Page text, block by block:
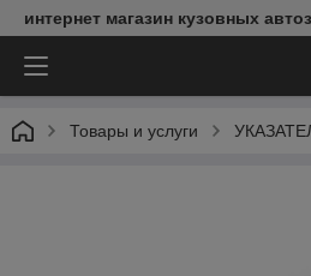
интернет магазин кузовных
Товары и услуги